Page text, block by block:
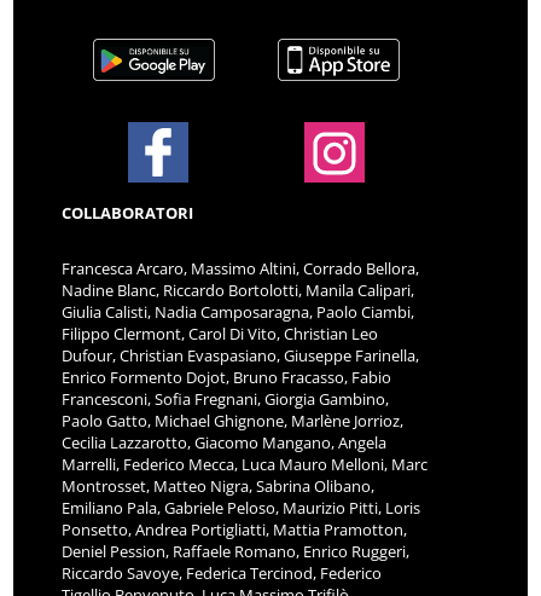
COLLABORATORI
Francesca Arcaro, Massimo Altini, Corrado Bellora,
Nadine Blanc, Riccardo Bortolotti, Manila Calipari,
Giulia Calisti, Nadia Camposaragna, Paolo Ciambi,
Filippo Clermont, Carol Di Vito, Christian Leo
Dufour, Christian Evaspasiano, Giuseppe Farinella,
Enrico Formento Dojot, Bruno Fracasso, Fabio
Francesconi, Sofia Fregnani, Giorgia Gambino,
Paolo Gatto, Michael Ghignone, Marlène Jorrioz,
Cecilia Lazzarotto, Giacomo Mangano, Angela
Marrelli, Federico Mecca, Luca Mauro Melloni, Marc
Montrosset, Matteo Nigra, Sabrina Olibano,
Emiliano Pala, Gabriele Peloso, Maurizio Pitti, Loris
Ponsetto, Andrea Portigliatti, Mattia Pramotton,
Deniel Pession, Raffaele Romano, Enrico Ruggeri,
Riccardo Savoye, Federica Tercinod, Federico